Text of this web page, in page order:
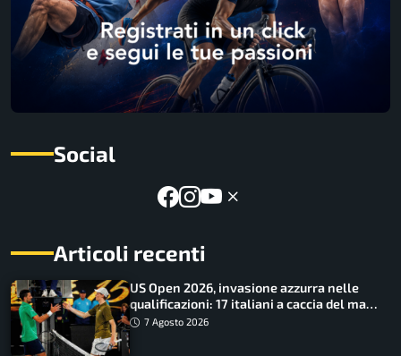
Social
Articoli recenti
US Open 2026, invasione azzurra nelle
qualificazioni: 17 italiani a caccia del main
draw7 Agosto 2026